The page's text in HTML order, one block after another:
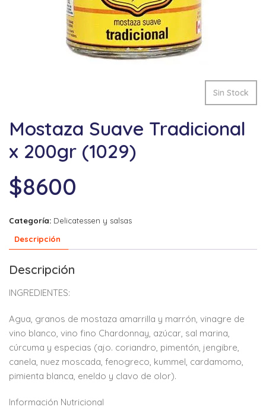
Sin Stock
Mostaza Suave Tradicional
x 200gr (1029)
$8600
Categoría: Delicatessen y salsas
Descripción
Descripción
INGREDIENTES:
Agua, granos de mostaza amarrilla y marrón, vinagre de
vino blanco, vino fino Chardonnay, azúcar, sal marina,
cúrcuma y especias (ajo. coriandro, pimentón, jengibre,
canela, nuez moscada, fenogreco, kummel, cardamomo,
pimienta blanca, eneldo y clavo de olor).
Información Nutricional